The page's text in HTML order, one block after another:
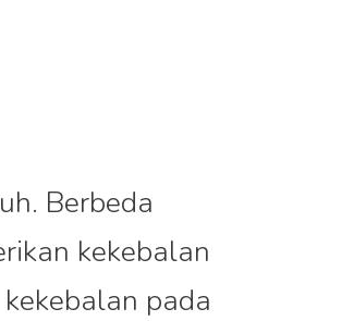
Berbeda
kekebalan
pada